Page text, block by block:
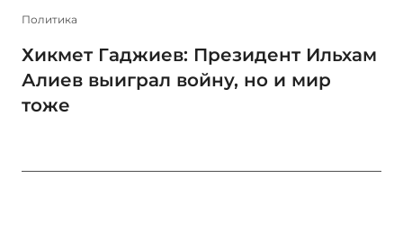
Политика
Хикмет Гаджиев: Президент Ильхам
Алиев выиграл войну, но и мир
тоже